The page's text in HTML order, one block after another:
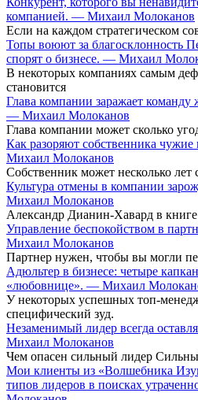
компанией. — Михаил Молоканов
Если на каждом стратегическом
Топы воюют за благосклонность
спорят о бизнесе. — Михаил
В некоторых компаниях самым
становится
Глава компании заражает
— Михаил Молоканов
Глава компании может сколько
Как разоряют собственника
Михаил Молоканов
Собственник может несколько лет
Культура отмены в компании
Михаил Молоканов
Александр Дианин-Хавард в
Управление беспокойством в
Михаил Молоканов
Партнер нужен, чтобы вы могли
Адюльтер в бизнесе: четыре
«любовнице». — Михаил
У некоторых успешных топ-
специфический зуд.
Незаменимый лидер всегда
Михаил Молоканов
Чем опасен сильный лидер
Мои клиенты из «Волшебника
типов лидеров в поисках